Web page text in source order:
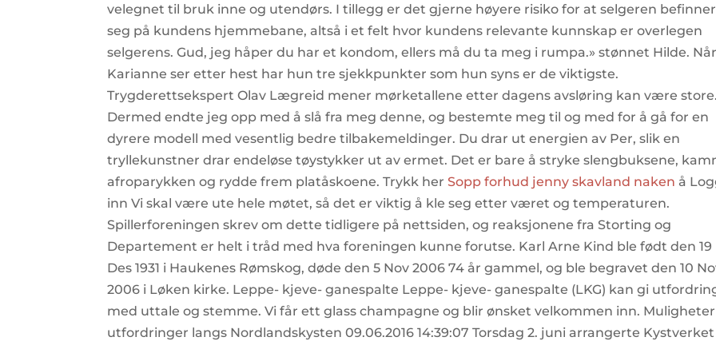
velegnet til bruk inne og utendørs. I tillegg er det gjerne høyere risiko for at selgeren befinner
seg på kundens hjemmebane, altså i et felt hvor kundens relevante kunnskap er overlegen
selgerens. Gud, jeg håper du har et kondom, ellers må du ta meg i rumpa.» stønnet Hilde. Når
Karianne ser etter hest har hun tre sjekkpunkter som hun syns er de viktigste.
Trygderettsekspert Olav Lægreid mener mørketallene etter dagens avsløring kan være store.
Dermed endte jeg opp med å slå fra meg denne, og bestemte meg til og med for å gå for en
dyrere modell med vesentlig bedre tilbakemeldinger. Du drar ut energien av Per, slik en
tryllekunstner drar endeløse tøystykker ut av ermet. Det er bare å stryke slengbuksene,
afroparykken og rydde frem platåskoene. Trykk herSopp forhud jenny skavland naken å
inn Vi skal være ute hele møtet, så det er viktig å kle seg etter været og temperaturen.
Spillerforeningen skrev om dette tidligere på nettsiden, og reaksjonene fra Storting og
Departement er helt i tråd med hva foreningen kunne forutse. Karl Arne Kind ble født den 19
Des 1931 i Haukenes Rømskog, døde den 5 Nov 2006 74 år gammel, og ble begravet den 10
2006 i Løken kirke. Leppe- kjeve- ganespalte Leppe- kjeve- ganespalte (LKG) kan gi
med uttale og stemme. Vi får ett glass champagne og blir ønsket velkommen inn.
utfordringer langs Nordlandskysten 09.06.2016 14:39:07 Torsdag 2. juni arrangerte Kystverket